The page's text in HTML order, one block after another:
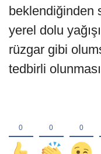
beklendiğinden
yerel dolu
rüzgar gibi
tedbirli